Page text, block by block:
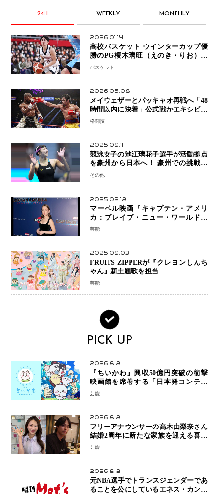
24H WEEKLY MONTHLY
2026.01.14
高校バスケット ウインターカップ優
勝のPG榎木璃旺（えのき・りお）が
プロの現場へ―。
バスケット
2026.05.08
メイウェザーとパッキャオ再戦へ「48
時間以内に決着」公式戦かエキシビシ
ョンか混迷続く
格闘技
2025.09.11
競泳女子の池江璃花子選手が活動拠点
を豪州から日本へ！ 豪州での挑戦を
糧に、28年ロサンゼルス五輪へ再始動
その他
2025.02.18
マーベル映画『キャプテン・アメリ
カ：ブレイブ・ニュー・ワールド』
新ブラック・ウィドウ役のシラ・ハー
芸能
2025.09.03
FRUITS ZIPPERが『クレヨンしんち
ゃん』新主題歌を担当
芸能
PICK UP
2026.8.8
『ちいかわ』興収50億円突破の衝撃
映画館を席巻する「日本発コンテン
ツ」の強さ スパイダーマン、モアナ
芸能
2026.8.8
フリーアナウンサーの高木由梨奈さん
結婚2周年に新たな家族を迎える喜び
を報告 夫・岸田タツヤさんと連名
芸能
2026.8.8
元NBA選手でトランスジェンダーであ
ることを公にしているエネス・カンタ